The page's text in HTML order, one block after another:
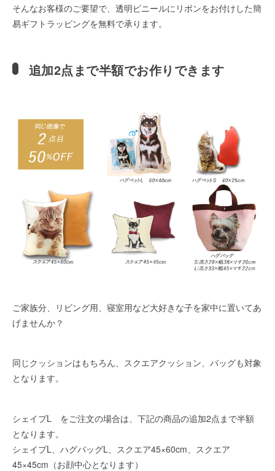
そんなお客様のご要望で、透明ビニールにリボンをお付けした簡
易ギフトラッピングを無料で承ります。
追加2点まで半額でお作りできます
ご家族分、リビング用、寝室用など大好きな子を家中に置いてあ
げませんか？
同じクッションはもちろん、スクエアクッション、バッグも対象
となります。
シェイプL をご注文の場合は、下記の商品の追加2点まで半額
となります。
シェイプL、ハグバッグL、スクエア45×60cm、スクエア
45×45cm（お顔中心となります）